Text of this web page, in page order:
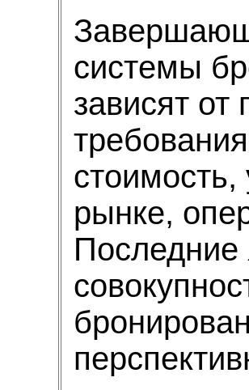
системы
зависят
рынке,